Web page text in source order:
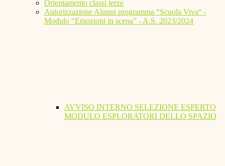
Orientamento classi terze
Autorizzazione Alunni programma “Scuola Viva“ -
Modulo “Emozioni in scena” - A.S. 2023/2024
AVVISO INTERNO SELEZIONE ESPERTO
MODULO ESPLORATORI DELLO SPAZIO